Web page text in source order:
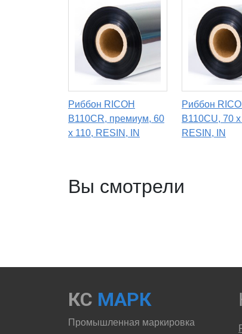
Риббон RICOH
B110CR, премиум, 60
x 110, RESIN, IN
Риббон
B110CU, 70
RESIN, IN
Вы смотрели
КС МАРК
Промышленная маркировка